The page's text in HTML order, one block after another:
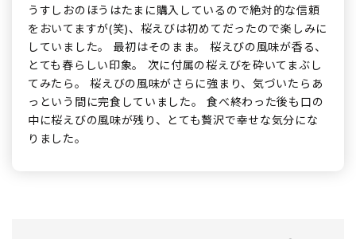
うすしおのほうはたまに購入しているので絶対的な信頼
をおいてますが(笑)、桜えびは初めてだったので楽しみに
していました。 最初はそのまま。 桜えびの風味が香る、
とても春らしい印象。 次に付属の桜えびを砕いてまぶし
てみたら。 桜えびの風味がさらに強まり、気づいたらあ
っという間に完食していました。 食べ終わった後も口の
中に桜えびの風味が残り、とても贅沢で幸せな気分にな
りました。